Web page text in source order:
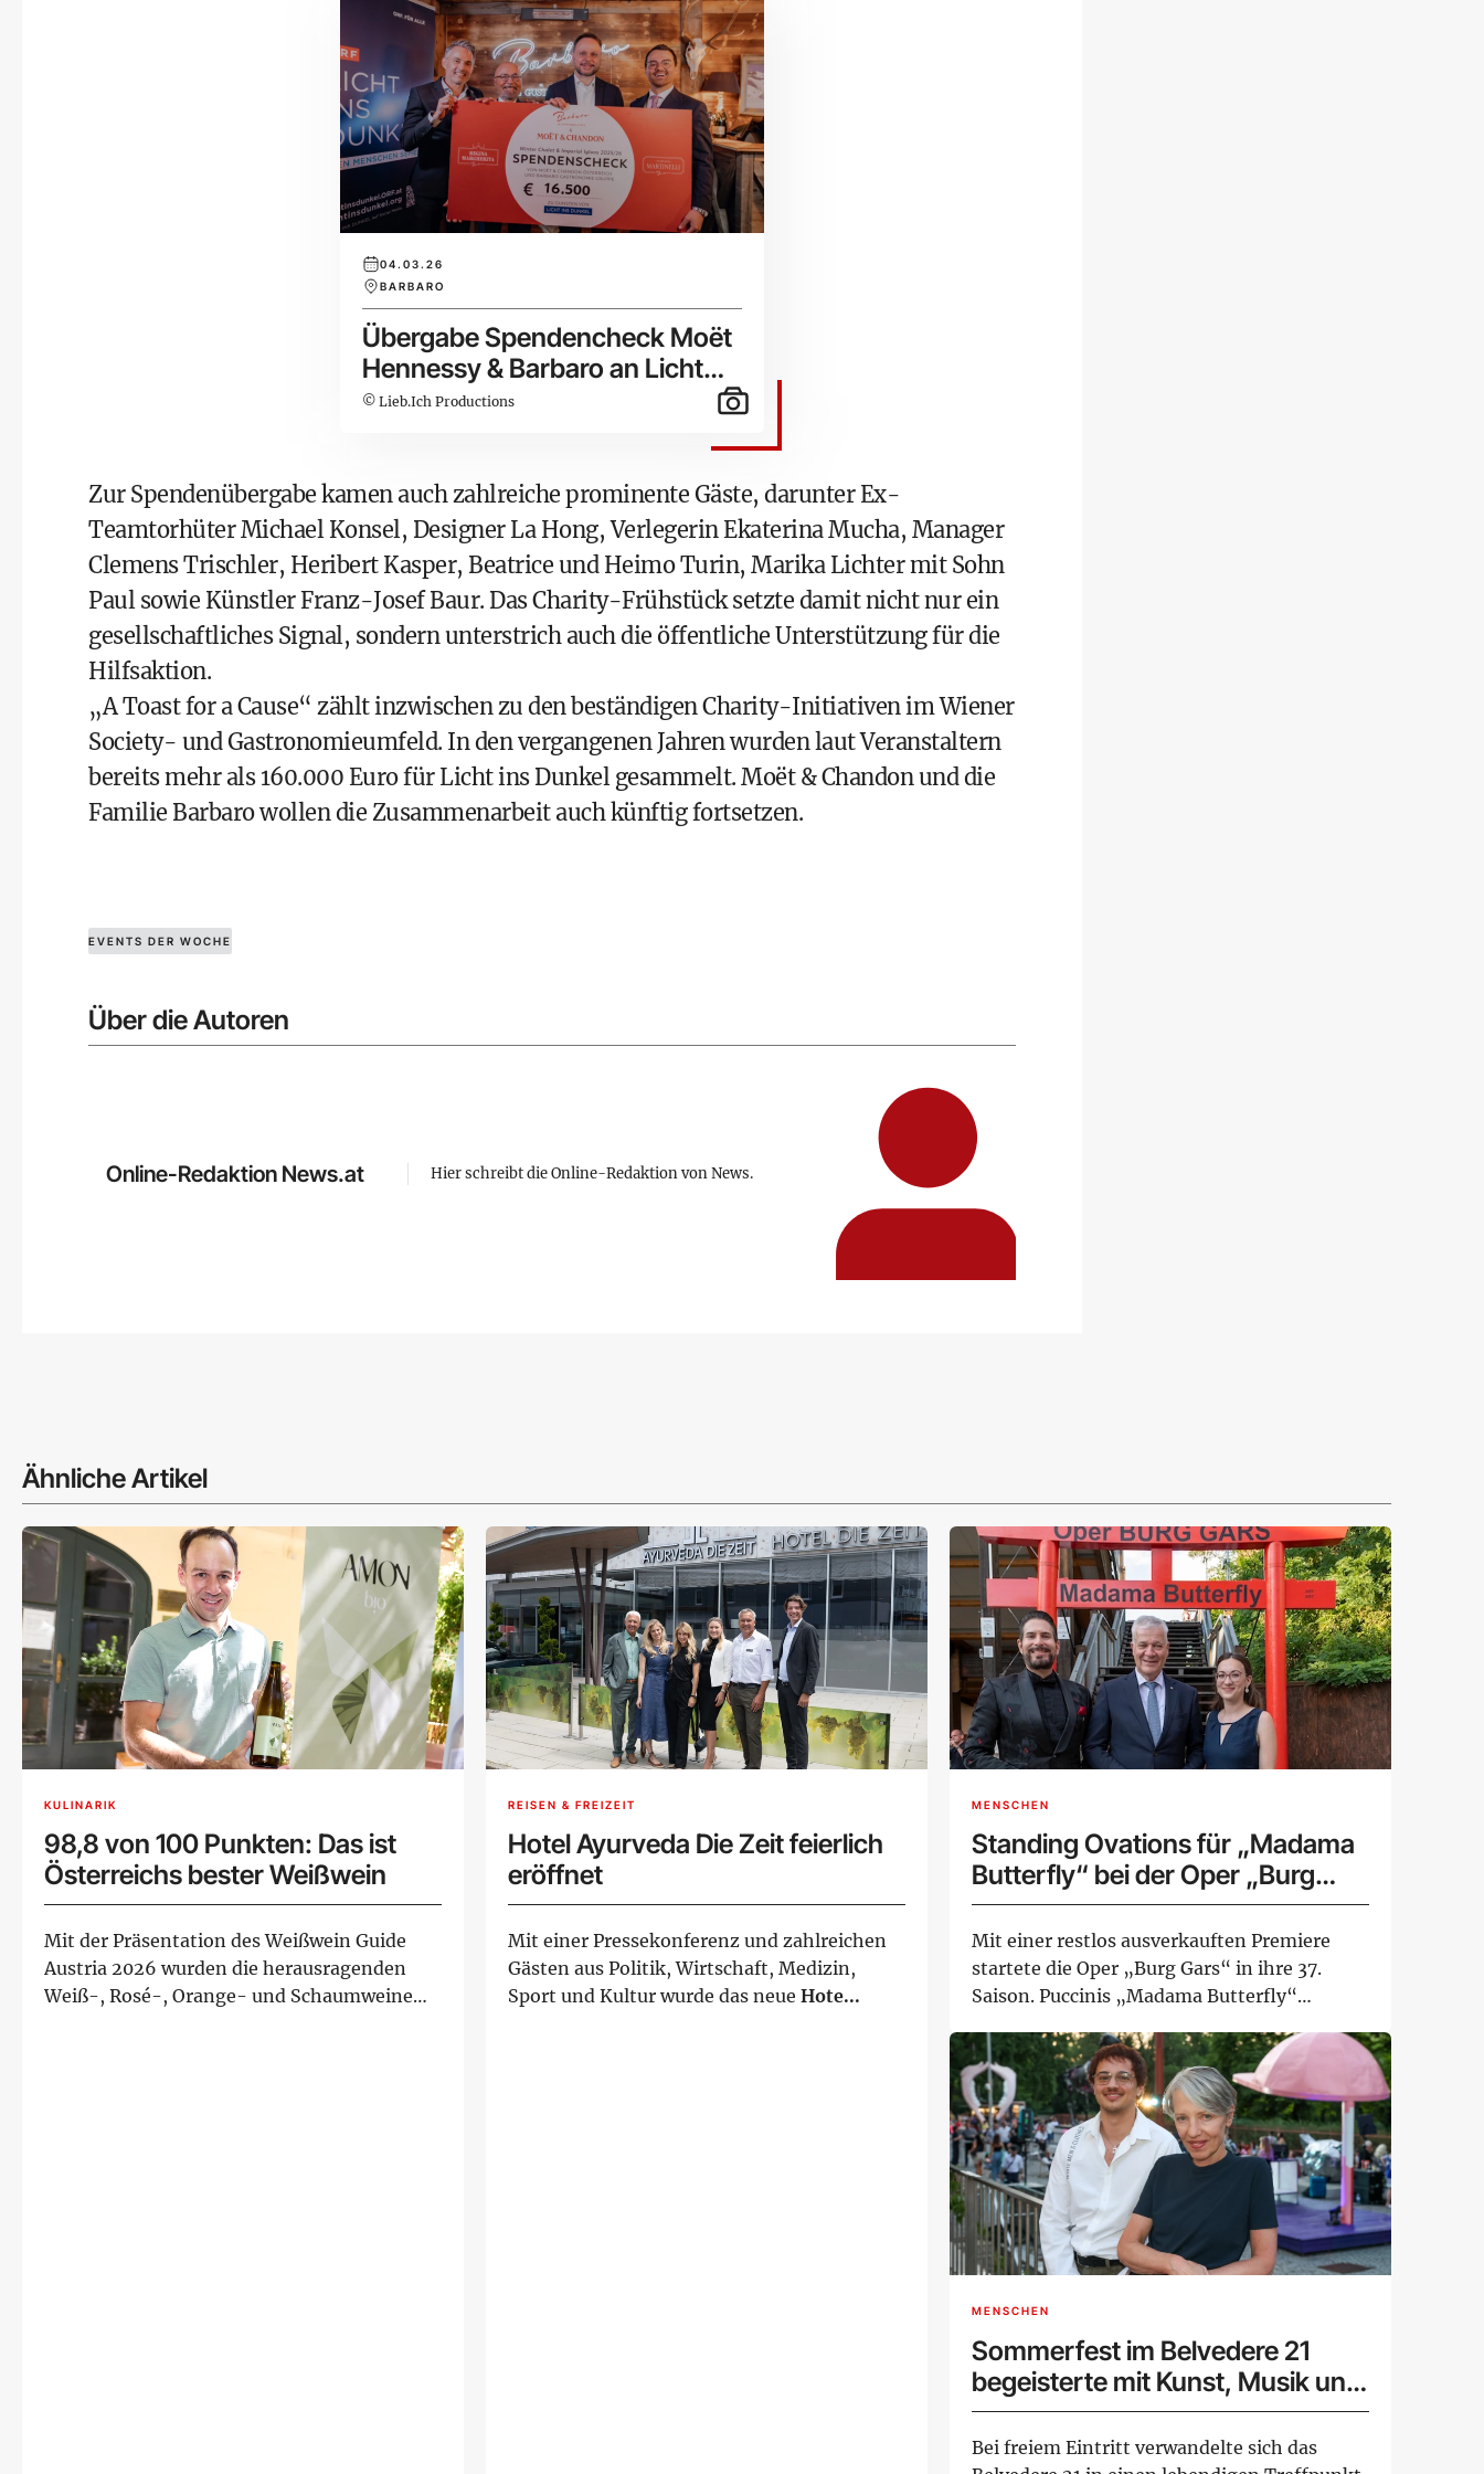
04.03.26
BARBARO
Übergabe Spendencheck Moët
Hennessy & Barbaro an Licht
ins Dunkel
© Lieb.Ich Productions
Zur Spendenübergabe kamen auch zahlreiche prominente Gäste, darunter Ex-
Teamtorhüter Michael Konsel, Designer La Hong, Verlegerin Ekaterina Mucha, Manager
Clemens Trischler, Heribert Kasper, Beatrice und Heimo Turin, Marika Lichter mit Sohn
Paul sowie Künstler Franz-Josef Baur. Das Charity-Frühstück setzte damit nicht nur ein
gesellschaftliches Signal, sondern unterstrich auch die öffentliche Unterstützung für die
Hilfsaktion.
„A Toast for a Cause“ zählt inzwischen zu den beständigen Charity-Initiativen im Wiener
Society- und Gastronomieumfeld. In den vergangenen Jahren wurden laut Veranstaltern
bereits mehr als 160.000 Euro für Licht ins Dunkel gesammelt. Moët & Chandon und die
Familie Barbaro wollen die Zusammenarbeit auch künftig fortsetzen.
EVENTS DER WOCHE
Über die Autoren
Online-Redaktion News.at Hier schreibt die Online-Redaktion von News.
Ähnliche Artikel
KULINARIK
98,8 von 100 Punkten: Das ist
Österreichs bester Weißwein
Mit der Präsentation des Weißwein Guide
Austria 2026 wurden die herausragenden
Weiß-, Rosé-, Orange- und Schaumweine
REISEN & FREIZEIT
Hotel Ayurveda Die Zeit feierlich
eröffnet
Mit einer Pressekonferenz und zahlreichen
Gästen aus Politik, Wirtschaft, Medizin,
Sport und Kultur wurde das neue Hote...
MENSCHEN
Standing Ovations für „Madama
Butterfly“ bei der Oper „Burg
Gars“
Mit einer restlos ausverkauften Premiere
startete die Oper „Burg Gars“ in ihre 37.
Saison. Puccinis „Madama Butterfly“
MENSCHEN
Sommerfest im Belvedere 21
begeisterte mit Kunst, Musik und
Begegnungen
Bei freiem Eintritt verwandelte sich das